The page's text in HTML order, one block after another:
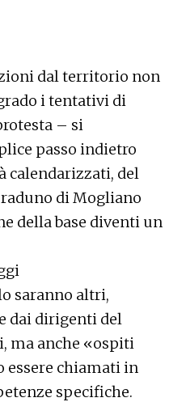
dal territorio non
i tentativi di
– si
passo indietro
calendarizzati, del
di Mogliano
della base diventi un
saranno altri,
dai dirigenti del
ma anche «ospiti
essere chiamati in
specifiche.